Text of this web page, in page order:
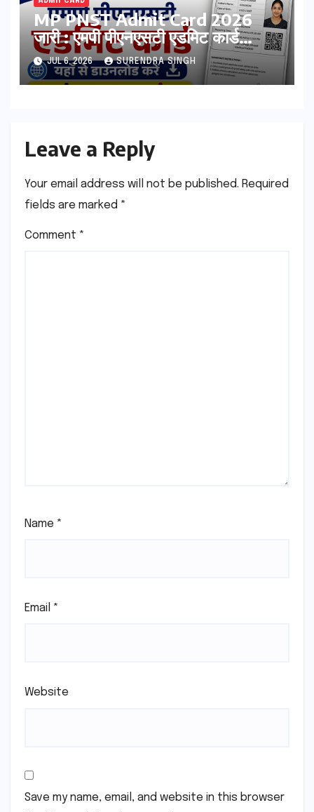
MP PNST Admit Card 2026
जारी : एमपी पीएनएसटी एडमिट कार्ड
esb.mp.gov.in से डाउनलोड करे
JUL 6, 2026 SURENDRA SINGH
Leave a Reply
Your email address will not be published. Required
fields are marked *
Comment *
Name *
Email *
Website
Save my name, email, and website in this browser